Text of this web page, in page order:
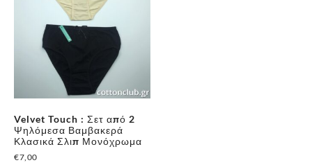
Velvet Touch : Σετ από 2
Ψηλόμεσα Βαμβακερά
Κλασικά Σλιπ Μονόχρωμα
€7,00